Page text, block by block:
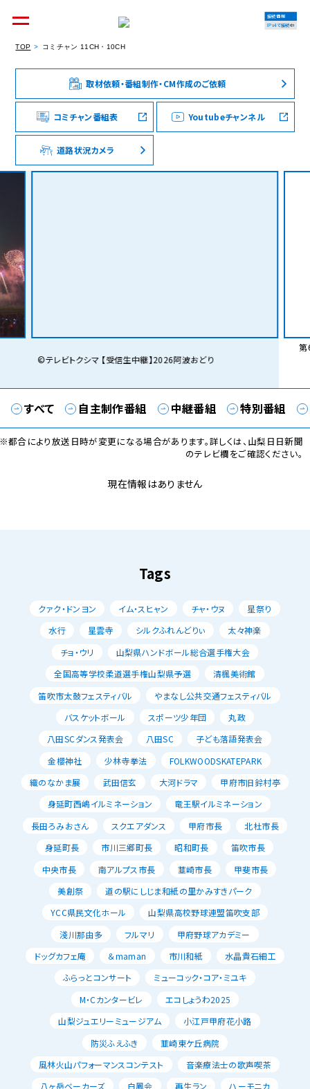
個人のお客様 集合住宅オーナーの方
法人のお客様 料金シミュレーション
接続情報
IPv4で接続中
TOP コミチャン 11CH・10CH
取材依頼・番組制作・CM作成のご依頼
コミチャン番組表 Youtubeチャンネル
道路状況カメラ
©テレビトクシマ 【受信生中継】2026阿波おどり
第
すべて 自主制作番組 中継番組 特別番組
都合により放送日時が変更になる場合があります。詳しくは、山梨日日新聞
のテレビ欄をご確認ください。
現在情報はありません
Tags
クァク・ドンヨン イム・スヒャン チャ・ウヌ
星祭り
水行
星雲寺 シルクふれんどりぃ
太々神楽
チョ・ウリ
山梨県ハンドボール総合選手権大会
全国高等学校柔道選手権山梨県予選
清楓美術館
笛吹市太鼓フェスティバル
やまなし公共交通フェスティバル
バスケットボール
スポーツ少年団
丸政
八田SCダンス発表会
八田SC
子ども落語発表会
金櫻神社
少林寺拳法
FOLKWOODSKATEPARK
織のなかま展
武田信玄 大河ドラマ
甲府市旧鈴村亭
身延町西嶋イルミネーション
竜王駅イルミネーション
長田ろみおさん
スクエアダンス 甲府市長
北杜市長
身延町長
市川三郷町長 昭和町長
笛吹市長
中央市長
南アルプス市長 韮崎市長
甲斐市長
美創祭
道の駅にしじま和紙の里かみすきパーク
YCC県民文化ホール
山梨県高校野球連盟笛吹支部
淺川那由多
フルマリ
甲府野球アカデミー
ドッグカフェ庵
＆maman 市川和紙
水晶貴石細工
ふらっとコンサート
ミューコック・コア・ミユキ
M・Cカンタービレ
エコしょうわ2025
山梨ジュエリーミュージアム
小江戸甲府花小路
防災ふえふき
韮崎東ケ丘病院
風林火山パフォーマンスコンテスト
音楽療法士の歌声喫茶
八ヶ岳ベーカーズ
白鳳会 再生ラン
ハーモニカ